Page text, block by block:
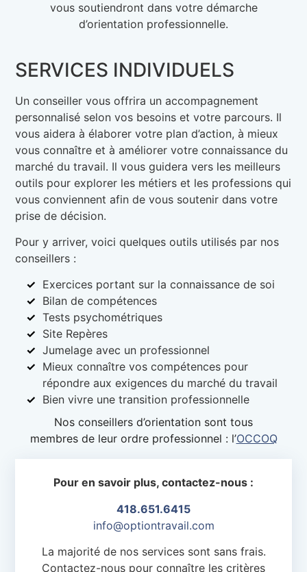
vous soutiendront dans votre démarche
d’orientation professionnelle.
SERVICES INDIVIDUELS
Un conseiller vous offrira un accompagnement
personnalisé selon vos besoins et votre parcours. Il
vous aidera à élaborer votre plan d’action, à mieux
vous connaître et à améliorer votre connaissance du
marché du travail. Il vous guidera vers les meilleurs
outils pour explorer les métiers et les professions qui
vous conviennent afin de vous soutenir dans votre
prise de décision.
Pour y arriver, voici quelques outils utilisés par nos
conseillers :
Exercices portant sur la connaissance de soi
Bilan de compétences
Tests psychométriques
Site Repères
Jumelage avec un professionnel
Mieux connaître vos compétences pour
répondre aux exigences du marché du travail
Bien vivre une transition professionnelle
Nos conseillers d’orientation sont tous
membres de leur ordre professionnel : l’OCCOQ
Pour en savoir plus, contactez-nous :
418.651.6415
info@optiontravail.com
La majorité de nos services sont sans frais.
Contactez-nous pour connaître les critères